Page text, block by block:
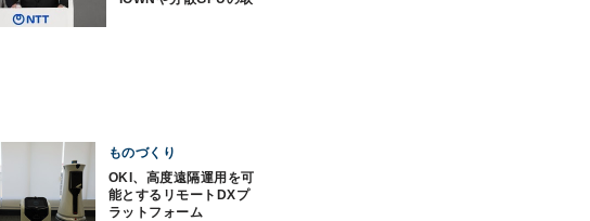
ものづくり
OKI、高度遠隔運用を可
能とするリモートDXプ
ラットフォーム